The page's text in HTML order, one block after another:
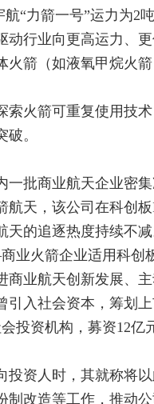
“力箭一号”运力为2
动行业向更高运力、
火箭（如液氧甲烷火
索火箭可重复使用技
。
一批商业航天企业密
天，该公司在科创板
天的追逐热度持续不
火箭企业适用科创
业航天创新发展、主
入社会资本，筹划
投资机构，募资12
投资人时，其就称将
改造等工作，推动